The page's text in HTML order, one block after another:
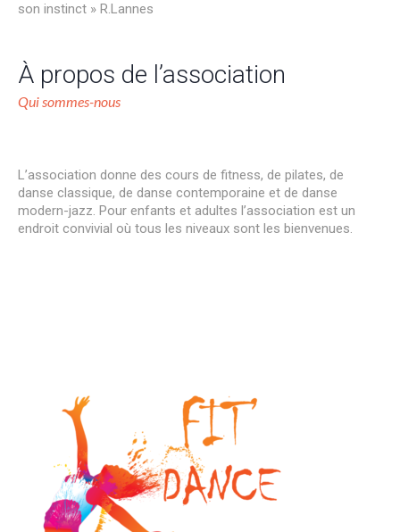
son instinct » R.Lannes
À propos de l’association
Qui sommes-nous
L’association donne des cours de fitness, de pilates, de
danse classique, de danse contemporaine et de danse
modern-jazz. Pour enfants et adultes l’association est un
endroit convivial où tous les niveaux sont les bienvenues.